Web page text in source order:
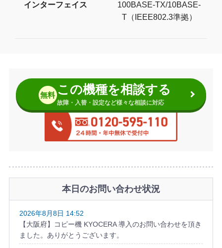
インターフェイス
100BASE-TX/10BASE-
T（IEEE802.3準拠）
無料 この機種を相談する
故障・入替・設定など様々な相談に対応
本日のお問い合わせ状況
2026年8月8日 14:52
【大阪府】コピー機 KYOCERA 導入のお問い合わせを頂き
ました。ありがとうございます。